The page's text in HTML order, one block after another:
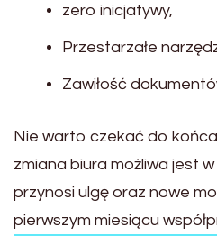
zero inicjatywy,
Przestarzałe
Zawiłość
Nie warto czekać do
zmiana biura możliwa jest
przynosi ulgę oraz nowe
pierwszym miesiącu